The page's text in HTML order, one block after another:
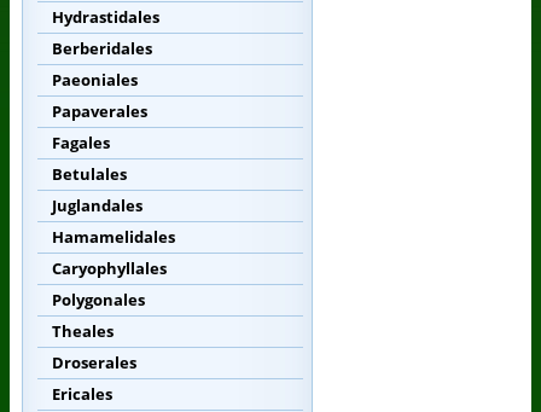
Hydrastidales
Berberidales
Paeoniales
Papaverales
Fagales
Betulales
Juglandales
Hamamelidales
Caryophyllales
Polygonales
Theales
Droserales
Ericales